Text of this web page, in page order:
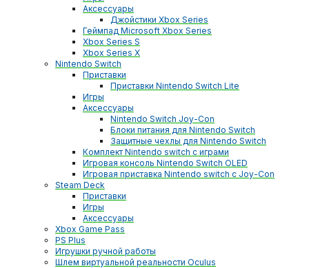
Аксессуары
Джойстики Xbox Series
Геймпад Microsoft Xbox Series
Xbox Series S
Xbox Series X
Nintendo Switch
Приставки
Приставки Nintendo Switch Lite
Игры
Аксессуары
Nintendo Switch Joy-Con
Блоки питания для Nintendo Switch
Защитные чехлы для Nintendo Switch
Комплект Nintendo switch с играми
Игровая консоль Nintendo Switch OLED
Игровая приставка Nintendo switch с Joy-Con
Steam Deck
Приставки
Игры
Аксессуары
Xbox Game Pass
PS Plus
Игрушки ручной работы
Шлем виртуальной реальности Oculus